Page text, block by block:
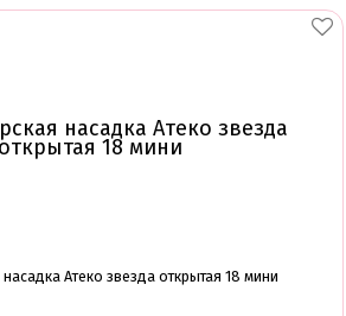
Атеко звезда открытая 18 мини